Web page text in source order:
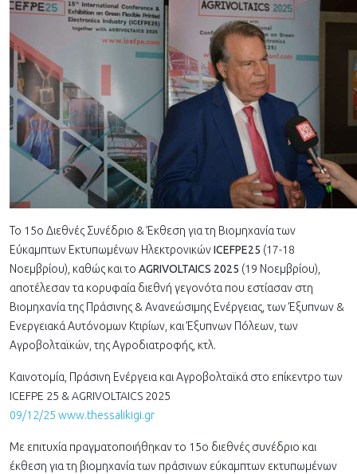
Το 15ο Διεθνές Συνέδριο & Έκθεση για τη Βιομηχανία των
Εύκαμπτων Εκτυπωμένων ΗλεκτρονικώνICEFPE25 (17-18
Νοεμβρίου), καθώς και το AGRIVOLTAICS 2025 (19 Νοεμβρίου),
αποτέλεσαν τα κορυφαία διεθνή γεγονότα που εστίασαν στη
Βιομηχανία της Πράσινης & Ανανεώσιμης Ενέργειας, των Έξυπνων &
Ενεργειακά Αυτόνομων Κτιρίων, και Έξυπνων Πόλεων, των
Αγροβολταϊκών, της Αγροδιατροφής, κτλ.
Καινοτομία, Πράσινη Ενέργεια και Αγροβολταϊκά στο επίκεντρο των
ICEFPE 25 & AGRIVOLTAICS 2025
09/12/25 www.thessalikigi.gr
Με επιτυχία πραγματοποιήθηκαν το 15o διεθνές συνέδριο και
έκθεση για τη βιομηχανία των πράσινων εύκαμπτων εκτυπωμένων